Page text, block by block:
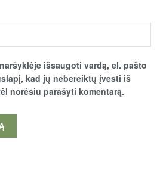
išsaugoti vardą, el. pašto
kad jų nebereiktų įvesti iš
norėsiu parašyti komentarą.